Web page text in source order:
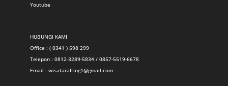
Youtube
HUBUNGI KAMI
Office : ( 0341 ) 598 299
Telepon : 0812-3289-5834 / 0857-5519-6678
Email : wisatarafting1@gmail.com